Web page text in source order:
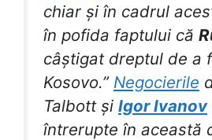
chiar și în cadrul
în pofida faptului că
câștigat dreptul de a
Kosovo.” Negocierile
Talbott și Igor Ivanov
întrerupte în această